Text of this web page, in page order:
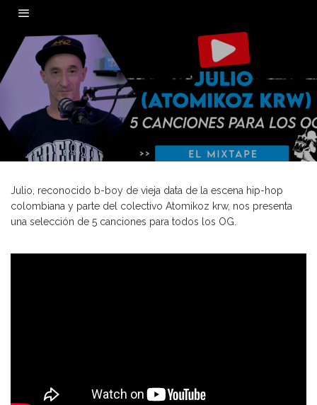
Julio, reconocido b-boy de vieja data de la escena hip-hop
colombiana y parte del colectivo Atomikoz krw, nos presenta
una selección de 5 canciones para todos los OG.